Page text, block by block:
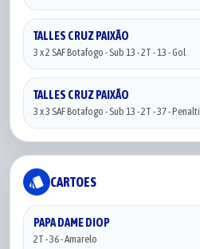
TALLES CRUZ PAIXÃO
3 x 2 SAF Botafogo - Sub 13 - 2T - 13 - Gol
TALLES CRUZ PAIXÃO
3 x 3 SAF Botafogo - Sub 13 - 2T - 37 - Penalti
style CARTOES
PAPA DAME DIOP
2T - 36 - Amarelo